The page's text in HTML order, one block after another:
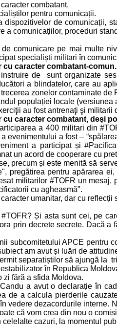
combatant.
pentru comunicații.
de comunicații,
comunicațiilor, proceduri
comunicare pe mai multe
specialiști militari în
cu caracter combatant-comun.
de sunt organizate
a blindatelor, care au
zonelor contaminate
populației locale
au fost antrenaţi şi
caracter combatant, deşi
a 400 militari din
evenimentului a fost –
a participat și
un acord de cooperare cu
precum și este menită să
pregătirea pentru apărarea
militarilor #TOFR un
cu agheasmă".
umanitar, dar cu reflecții
Și asta sunt cei, pe
prin decrete secrete. Dacă
subcomitetului APCE pentru
am avut și luări de
separatiștilor să ajungă la
în Republica
fără a sfida Moldova.
a avut o declarație în
de a calcula pierderile
vedere dezacordurile
că vom crea din nou o
cazuri, la momentul